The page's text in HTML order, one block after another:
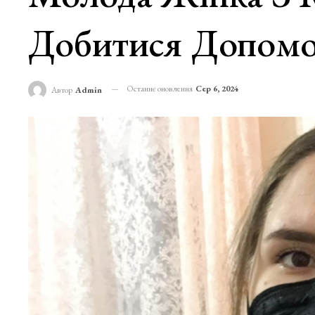
Добитися
Автор Admin Останнє оновлення Сер 6, 2024